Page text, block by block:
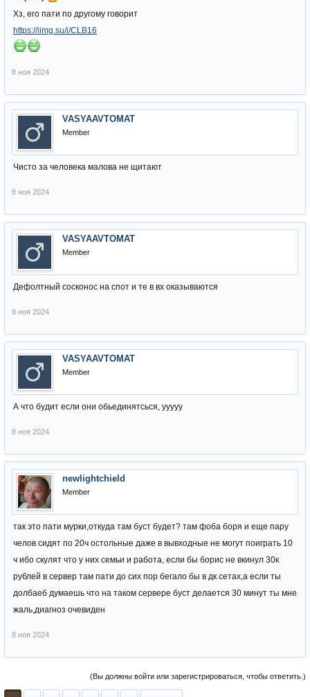
Хз, его пати по другому говорит
https://iimg.su/i/CLB16
8 ноя 2024
VASYAAVTOMAT
Member
Чисто за человека малова не щитают
8 ноя 2024
VASYAAVTOMAT
Member
Дефолтный сосконос на спот и те в вх оказываются
8 ноя 2024
VASYAAVTOMAT
Member
А что будит если они обьединятсься, ууууу
8 ноя 2024
newlightchield
Member
так это пати мурки,откуда там буст будет? там фоба боря и еще пару
челов сидят по 20ч остольные даже в вывходные не могут поиграть 10
ч ибо скулят что у них семьи и работа, если бы борис не вкинул 30к
рублей в сервер там пати до сих пор бегало бы в дк сетах,а если ты
долбаеб думаешь что на таком сервере буст делается 30 минут ты мне
жаль,диагноз очевиден
8 ноя 2024
(Вы должны войти или зарегистрироваться, чтобы ответить.)